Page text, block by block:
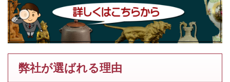
弊社が選ばれる理由